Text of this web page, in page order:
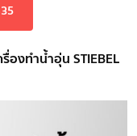
องทำน้ำอุ่น STIEBEL